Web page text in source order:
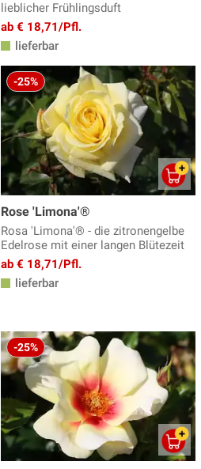
lieblicher Frühlingsduft
ab € 18,71/Pfl.
lieferbar
-25%
Rose 'Limona'®
Rosa 'Limona'® - die zitronengelbe
Edelrose mit einer langen Blütezeit
ab € 18,71/Pfl.
lieferbar
-25%